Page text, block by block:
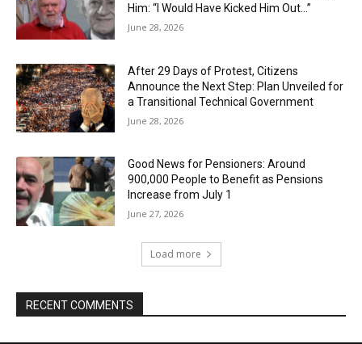
Him: “I Would Have Kicked Him Out…”
June 28, 2026
After 29 Days of Protest, Citizens
Announce the Next Step: Plan Unveiled for
a Transitional Technical Government
June 28, 2026
Good News for Pensioners: Around
900,000 People to Benefit as Pensions
Increase from July 1
June 27, 2026
Load more
RECENT COMMENTS